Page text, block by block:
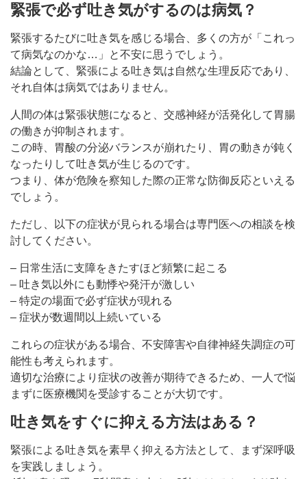
緊張で必ず吐き気がするのは病気？
緊張するたびに吐き気を感じる場合、多くの方が「これっ
て病気なのかな…」と不安に思うでしょう。
結論として、緊張による吐き気は自然な生理反応であり、
それ自体は病気ではありません。
人間の体は緊張状態になると、交感神経が活発化して胃腸
の働きが抑制されます。
この時、胃酸の分泌バランスが崩れたり、胃の動きが鈍く
なったりして吐き気が生じるのです。
つまり、体が危険を察知した際の正常な防御反応といえる
でしょう。
ただし、以下の症状が見られる場合は専門医への相談を検
討してください。
– 日常生活に支障をきたすほど頻繁に起こる
– 吐き気以外にも動悸や発汗が激しい
– 特定の場面で必ず症状が現れる
– 症状が数週間以上続いている
これらの症状がある場合、不安障害や自律神経失調症の可
能性も考えられます。
適切な治療により症状の改善が期待できるため、一人で悩
まずに医療機関を受診することが大切です。
吐き気をすぐに抑える方法はある？
緊張による吐き気を素早く抑える方法として、まず深呼吸
を実践しましょう。